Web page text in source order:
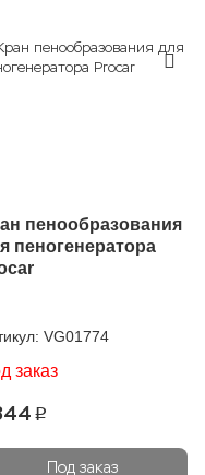
пенообразования
пеногенератора
VG01774
заказ
p
Под заказ